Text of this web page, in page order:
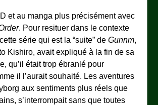
et au manga plus précisément avec
. Pour resituer dans le contexte
série qui est la “suite” deGunnm,
Kishiro, avait expliqué à la fin de sa
qu’il était trop ébranlé pour
il l’aurait souhaité. Les aventures
aux sentiments plus réels que
s’interrompait sans que toutes